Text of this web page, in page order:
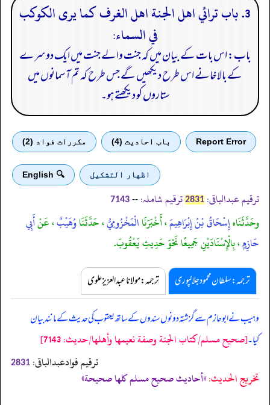
3. باب ترائي اهل الجنة اهل الغرف كما يرى الكوكب
في السماء:
باب: اس بات کے بیان میں کہ جنت والے جنت میں ایک دوسرے
کے بالا خانے اس طرح دیکھیں گے جس طرح کہ تم آسمانوں میں
ستاروں کو دیکھتے ہو۔
Report Error باب احادیث (4) مكررات فواد (2)
اظهار التشكيل 🔍 English
ترقیم عبدالباقی: 2831 ترقیم شاملہ: --
7143
وحَدَّثَنَاهإِسْحَاقُ بْنُ إِبْرَاهِيمَ، أَخْبَرَنَاالْمَخْزُومِيُّ، حَدَّثَنَاوُهَيْبٌ، عَنْأَبِي
حَازِمٍ، بِالْإِسْنَادَيْنِ جَمِيعًا نَحْوَ حَدِيثِ يَعْقُوبَ.
ترجمہ:سلطان محمود جلالپوری ترجمہ:مولانا عبدالعزیز علوی
وہیب نے ابوحازم سے گزشتہ دونوں سندوں کے ساتھ یعقوب کی حدیث کے مانند بیان
کیا۔[صحيح مسلم/كتاب الجنة وصفة نعيمها وأهلها/حدیث: 7143]
ترقیم فوادعبدالباقی: 2831
تخریج الحدیث:«أحاديث صحيح مسلم كلها صحيحة»